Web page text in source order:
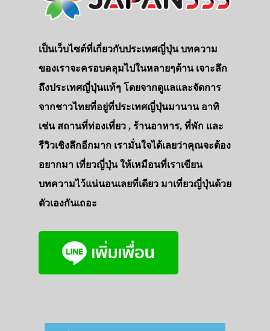
เป็นเว็บไซต์ที่เกี่ยวกับประเทศญี่ปุ่น บทความ
ของเราจะครอบคลุมไปในหลายๆด้าน เจาะลึก
ถึงประเทศญี่ปุ่นแท้ๆ โดยจากดูแลและจัดการ
จากชาวไทยที่อยู่ที่ประเทศญี่ปุ่นมานาน อาทิ
เช่น สถานที่ท่องเที่ยว , ร้านอาหาร, ที่พัก และ
รีวิวเชิงลึกอีกมาก เรามั่นใจได้เลยว่าคุณจะต้อง
อยากมา เที่ยวญี่ปุ่น ให้เหมือนที่เราเขียน
บทความไว้แน่นอนเลยที่เดียว มาเที่ยวญี่ปุ่นด้วย
ตัวเองกันเถอะ